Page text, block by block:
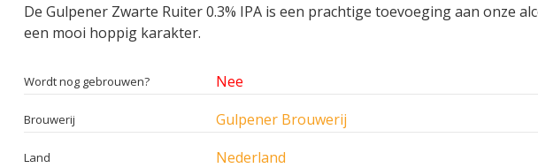
De Gulpener Zwarte Ruiter 0.3% IPA is een prachtige toevoeging aan onze
een mooi hoppig karakter.
Wordt nog gebrouwen? Nee
Brouwerij Gulpener Brouwerij
Land Nederland